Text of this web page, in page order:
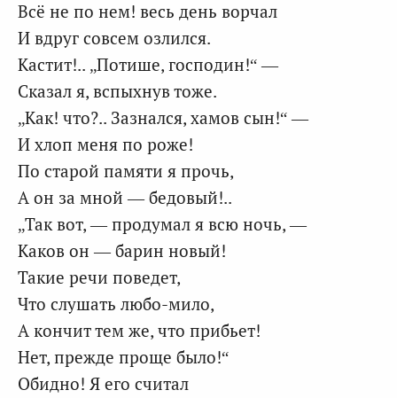
Всё не по нем! весь день ворчал
И вдруг совсем озлился.
Кастит!.. „Потише, господин!“ —
Сказал я, вспыхнув тоже.
„Как! что?.. Зазнался, хамов сын!“ —
И хлоп меня по роже!
По старой памяти я прочь,
А он за мной — бедовый!..
„Так вот, — продумал я всю ночь, —
Каков он — барин новый!
Такие речи поведет,
Что слушать любо-мило,
А кончит тем же, что прибьет!
Нет, прежде проще было!“
Обидно! Я его считал